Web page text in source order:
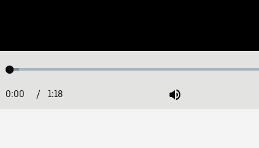
Loaded:
Current
0:00 / 1:18 Mute